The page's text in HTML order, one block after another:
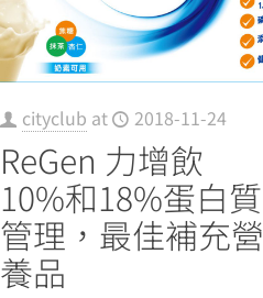
cityclub at 2018-11-24
ReGen 力增飲
10%和18%蛋白質
管理，最佳補充營
養品